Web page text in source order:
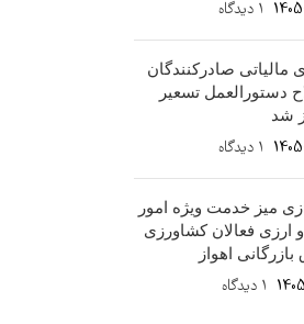
۱ دیدگاه
مالیاتی صادرکنندگان
دستورالعمل تسعیر
شد
۱ دیدگاه
میز خدمت ویژه امور
ارزی فعالان کشاورزی
بازرگانی اهواز
۱ دیدگاه